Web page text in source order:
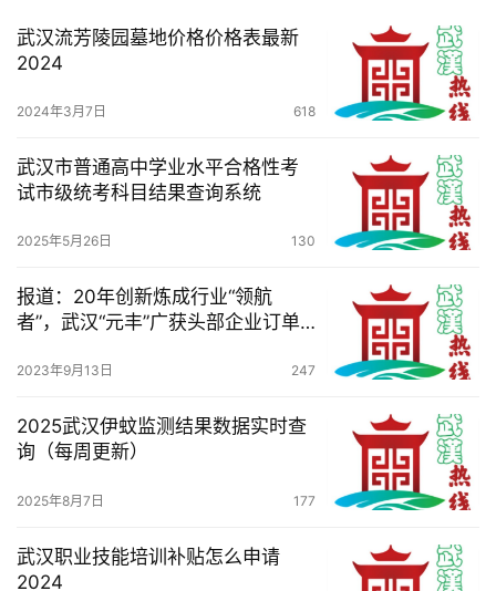
武汉流芳陵园墓地价格价格表最新
2024
2024年3月7日 618
武汉市普通高中学业水平合格性考
试市级统考科目结果查询系统
2025年5月26日 130
报道：20年创新炼成行业“领航
者”，武汉“元丰”广获头部企业订单
2023年9月13日 247
2025武汉伊蚊监测结果数据实时查
询（每周更新）
2025年8月7日 177
武汉职业技能培训补贴怎么申请
2024